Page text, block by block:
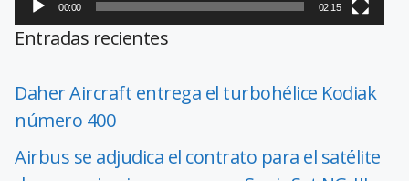
00:00 02:15
Entradas recientes
Daher Aircraft entrega el turbohélice Kodiak
número 400
Airbus se adjudica el contrato para el satélite